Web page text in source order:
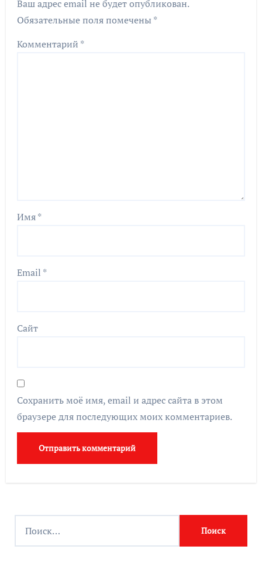
Ваш адрес email не будет опубликован.
Обязательные поля помечены *
Комментарий *
Имя*
Email *
Сайт
Сохранить моё имя, email и адрес сайта в этом
браузере для последующих моих комментариев.